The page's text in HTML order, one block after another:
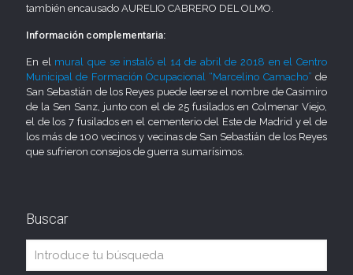
también encausado AURELIO CABRERO DEL OLMO.
Información complementaria:
En el mural que se instaló el 14 de abril de 2018 en el Centro
Municipal de Formación Ocupacional “Marcelino Camacho” de
San Sebastián de los Reyes puede leerse el nombre de Casimiro
de la Sen Sanz, junto con el de 25 fusilados en Colmenar Viejo,
el de los 7 fusilados en el cementerio del Este de Madrid y el de
los más de 100 vecinos y vecinas de San Sebastián de los Reyes
que sufrieron consejos de guerra sumarísimos.
Buscar